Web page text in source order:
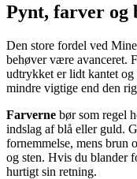
Pynt, farver og
Den store fordel ved
behøver være avanceret.
udtrykket er lidt kantet og
mindre vigtige end den
Farverne bør som regel
indslag af blå eller guld.
fornemmelse, mens brun
og sten. Hvis du blander
hurtigt sin retning.